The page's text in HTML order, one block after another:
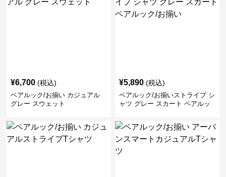
¥6,700 (税込)
ペアルック/お揃い カジュアル
グレー スウェット
¥5,890 (税込)
ペアルック/お揃いストライプ シ
ャツ グレー スカート ペアルッ